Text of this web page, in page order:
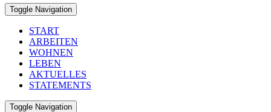
Toggle Navigation
START
ARBEITEN
WOHNEN
LEBEN
AKTUELLES
STATEMENTS
Toggle Navigation